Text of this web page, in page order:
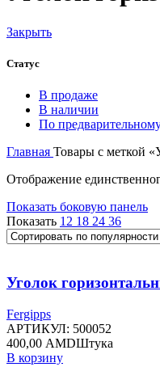
Закрыть
Статус
В продаже
В наличии
По
Главная Товары с меткой
Отображение
Показать боковую панель
Показать 12 18 24 36
Уголок
Fergipps
АРТИКУЛ: 500052
400,00 AMDШтука
В корзину